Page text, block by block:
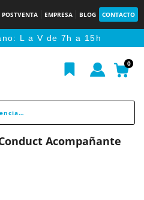
POSTVENTA EMPRESA BLOG CONTACTO
L a V de 7h a 15h
0
Acompañante